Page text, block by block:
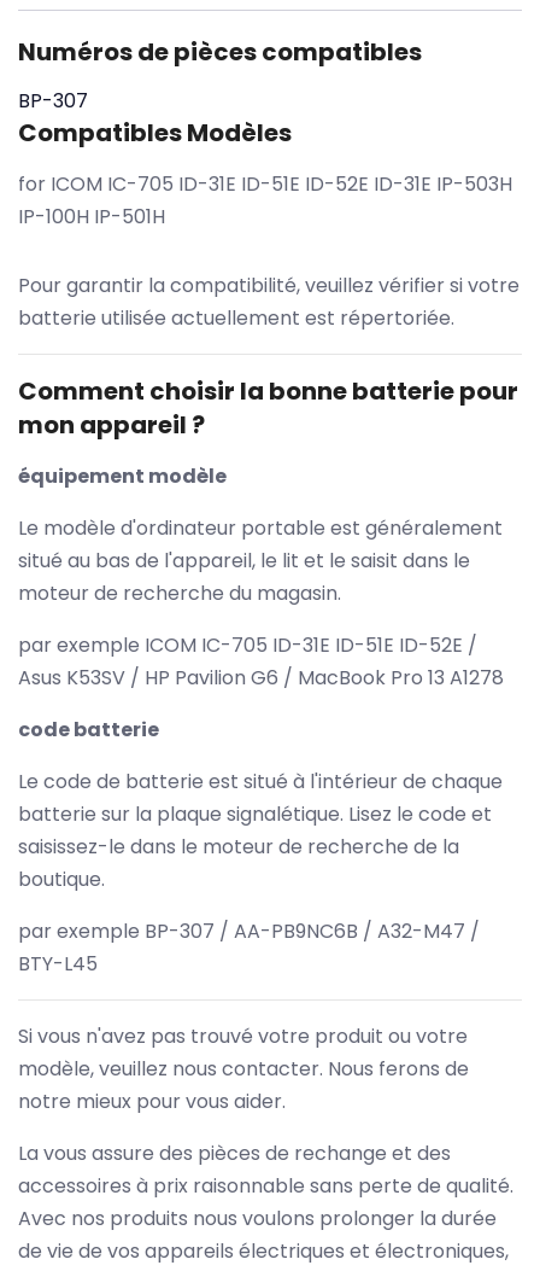
Numéros de pièces compatibles
BP-307
Compatibles Modèles
for ICOM IC-705 ID-31E ID-51E ID-52E ID-31E IP-503H
IP-100H IP-501H
Pour garantir la compatibilité, veuillez vérifier si votre
batterie utilisée actuellement est répertoriée.
Comment choisir la bonne batterie pour
mon appareil ?
équipement modèle
Le modèle d'ordinateur portable est généralement
situé au bas de l'appareil, le lit et le saisit dans le
moteur de recherche du magasin.
par exemple ICOM IC-705 ID-31E ID-51E ID-52E /
Asus K53SV / HP Pavilion G6 / MacBook Pro 13 A1278
code batterie
Le code de batterie est situé à l'intérieur de chaque
batterie sur la plaque signalétique. Lisez le code et
saisissez-le dans le moteur de recherche de la
boutique.
par exemple BP-307 / AA-PB9NC6B / A32-M47 /
BTY-L45
Si vous n'avez pas trouvé votre produit ou votre
modèle, veuillez nous contacter. Nous ferons de
notre mieux pour vous aider.
La vous assure des pièces de rechange et des
accessoires à prix raisonnable sans perte de qualité.
Avec nos produits nous voulons prolonger la durée
de vie de vos appareils électriques et électroniques,